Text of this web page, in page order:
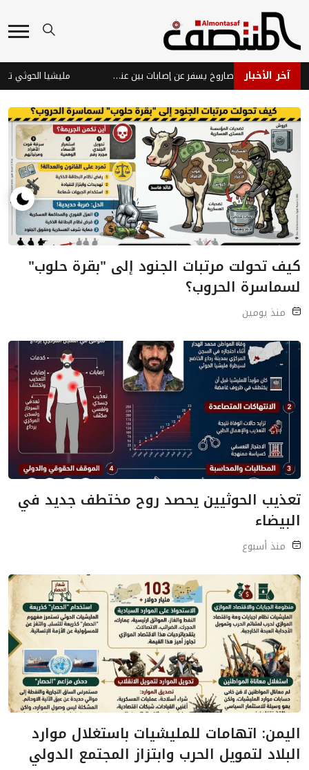
آخر الأخبار فشل حوثي في إطلاق صاروخ يسفر عن إصابات بين عناصر المليشيا في إب مليشيا الحوثي تقصف
كيف تحولت مرتبات الجنود إلى "بقرة حلوب"
لسماسرة الحروب؟
منذ يومين
تعذيب الحوثيين يحصد روح مختطف جديد في
البيضاء
منذ أسبوع
اليمن: اتهامات للمليشيات باستغلال موارد
البلاد لتمويل الحرب وابتزاز المجتمع الدولي